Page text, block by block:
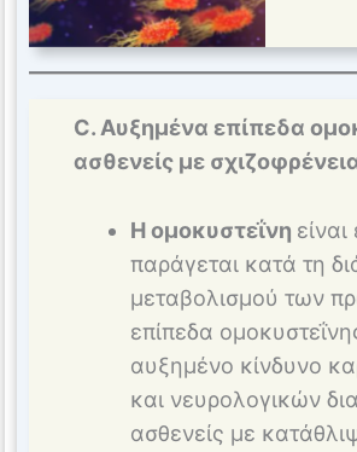
C. Αυξημένα επίπεδα
ασθενείς με
Η ομοκυστεΐνη
παράγεται κατά τη
μεταβολισμού των
επίπεδα
αυξημένο κίνδυνο
και νευρολογικών
ασθενείς με